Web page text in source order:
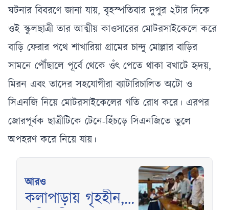
ঘটনার বিবরণে জানা যায়, বৃহস্পতিবার দুপুর ২টার দিকে
ওই স্কুলছাত্রী তার আত্মীয় কাওসারের মোটরসাইকেলে করে
বাড়ি ফেরার পথে শাখারিয়া গ্রামের চান্দু মোল্লার বাড়ির
সামনে পৌঁছালে পূর্বে থেকে ওঁৎ পেতে থাকা বখাটে হৃদয়,
মিরন এবং তাদের সহযোগীরা ব্যাটারিচালিত অটো ও
সিএনজি নিয়ে মোটরসাইকেলের গতি রোধ করে। এরপর
জোরপূর্বক ছাত্রীটিকে টেনে-হিঁচড়ে সিএনজিতে তুলে
অপহরণ করে নিয়ে যায়।
আরও
কলাপাড়ায় গৃহহীন,